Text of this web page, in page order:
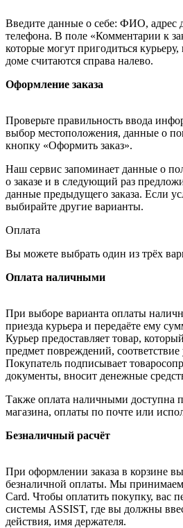
Введите данные о себе: ФИО, адрес
телефона. В поле «Комментарии к
которые могут пригодиться
доме считаются справа налево.
Оформление заказа
Проверьте правильность ввода
выбор местоположения, данные о
кнопку «Оформить заказ».
Наш сервис запоминает данные о
о заказе и в следующий раз
данные предыдущего заказа. Если
выбирайте другие варианты.
Оплата
Вы можете выбрать один из трёх
Оплата наличными
При выборе варианта оплаты
приезда курьера и передаёте ему
Курьер предоставляет товар,
предмет повреждений,
Покупатель подписывает
документы, вносит денежные
Также оплата наличными доступна
магазина, оплаты по почте или
Безналичный расчёт
При оформлении заказа в корзине
безналичной оплаты. Мы
Card. Чтобы оплатить покупку, вас
системы ASSIST, где вы должны
действия, имя держателя.